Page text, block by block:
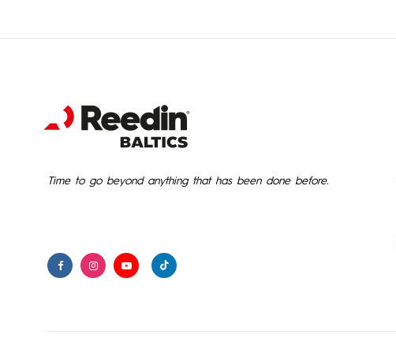
Time to go beyond anything that has been done before.